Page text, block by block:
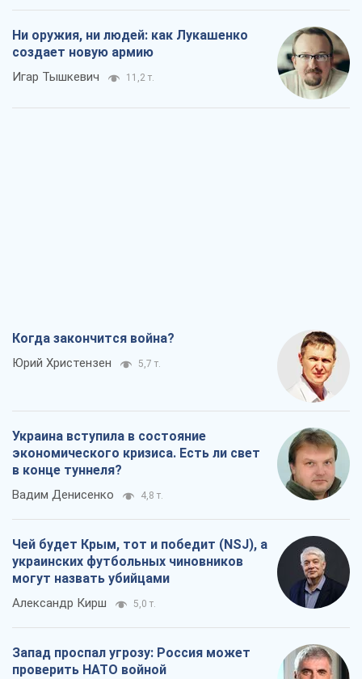
Ни оружия, ни людей: как Лукашенко
создает новую армию
Игар Тышкевич 11,2 т.
Когда закончится война?
Юрий Христензен 5,7 т.
Украина вступила в состояние
экономического кризиса. Есть ли свет
в конце туннеля?
Вадим Денисенко 4,8 т.
Чей будет Крым, тот и победит (NSJ), а
украинских футбольных чиновников
могут назвать убийцами
Александр Кирш 5,0 т.
Запад проспал угрозу: Россия может
проверить НАТО войной